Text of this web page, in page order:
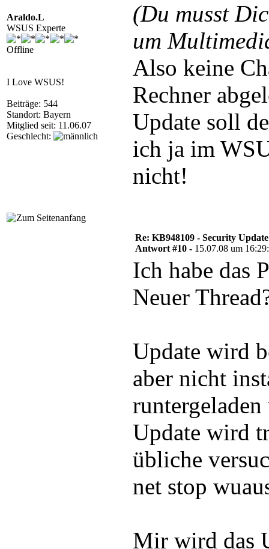
Araldo.L
WSUS Experte
Offline
I Love WSUS!
Beiträge: 544
Standort: Bayern
Mitglied seit: 11.06.07
Geschlecht:
(Du musst
um
Also keine
Rechner
Update soll
ich ja im
nicht!
Re: KB948109 - Security
Antwort #10 - 15.07.08 um
Ich habe das
Neuer
Update wird
aber nicht
Update wird
übliche
net stop
Mir wird das